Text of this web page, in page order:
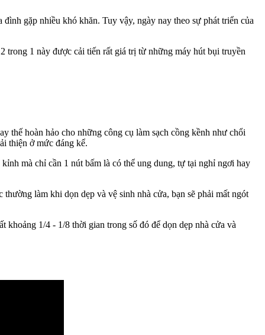
gặp nhiều khó khăn. Tuy vậy, ngày nay theo sự phát triển của
trong 1 này được cải tiến rất giá trị từ những máy hút bụi truyền
hoàn hảo cho những công cụ làm sạch cồng kềnh như chổi
thiện ở mức đáng kể.
mà chỉ cần 1 nút bấm là có thể ung dung, tự tại nghỉ ngơi hay
làm khi dọn dẹp và vệ sinh nhà cửa, bạn sẽ phải mất ngót
khoảng 1/4 - 1/8 thời gian trong số đó để dọn dẹp nhà cửa và